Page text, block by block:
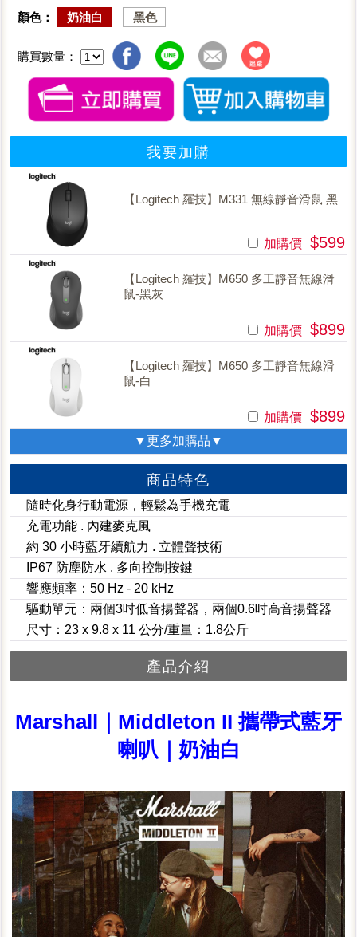
顏色： 奶油白 黑色
購買數量：
我要加購
【Logitech 羅技】M331 無線靜音滑鼠 黑
加購價 $599
【Logitech 羅技】M650 多工靜音無線滑
鼠-黑灰
加購價 $899
【Logitech 羅技】M650 多工靜音無線滑
鼠-白
加購價 $899
▼更多加購品▼
商品特色
隨時化身行動電源，輕鬆為手機充電
充電功能 . 內建麥克風
約 30 小時藍牙續航力 . 立體聲技術
IP67 防塵防水 . 多向控制按鍵
響應頻率：50 Hz - 20 kHz
驅動單元：兩個3吋低音揚聲器，兩個0.6吋高音揚聲器
尺寸：23 x 9.8 x 11 公分/重量：1.8公斤
產品介紹
Marshall｜Middleton II 攜帶式藍牙
喇叭｜奶油白